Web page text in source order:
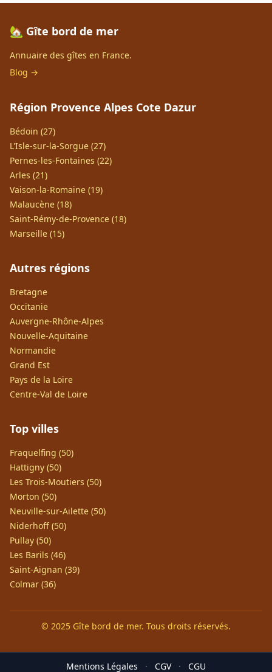
🏡 Gîte bord de mer
Annuaire des gîtes en France.
Blog →
Région Provence Alpes Cote Dazur
Bédoin (27)
L'Isle-sur-la-Sorgue (27)
Pernes-les-Fontaines (22)
Arles (21)
Vaison-la-Romaine (19)
Malaucène (18)
Saint-Rémy-de-Provence (18)
Marseille (15)
Autres régions
Bretagne
Occitanie
Auvergne-Rhône-Alpes
Nouvelle-Aquitaine
Normandie
Grand Est
Pays de la Loire
Centre-Val de Loire
Top villes
Fraquelfing (50)
Hattigny (50)
Les Trois-Moutiers (50)
Morton (50)
Neuville-sur-Ailette (50)
Niderhoff (50)
Pullay (50)
Les Barils (46)
Saint-Aignan (39)
Colmar (36)
© 2025 Gîte bord de mer. Tous droits réservés.
Mentions Légales · CGV · CGU